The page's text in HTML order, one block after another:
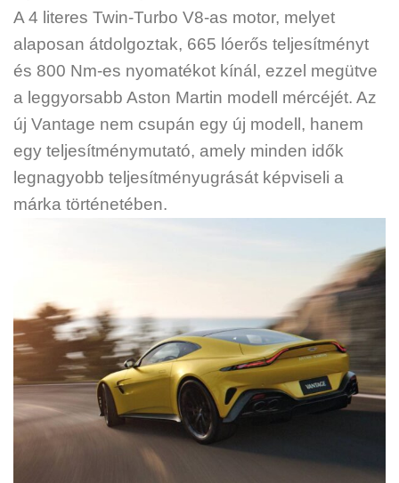
A 4 literes Twin-Turbo V8-as motor, melyet
alaposan átdolgoztak, 665 lóerős teljesítményt
és 800 Nm-es nyomatékot kínál, ezzel megütve
a leggyorsabb Aston Martin modell mércéjét. Az
új Vantage nem csupán egy új modell, hanem
egy teljesítménymutató, amely minden idők
legnagyobb teljesítményugrását képviseli a
márka történetében.